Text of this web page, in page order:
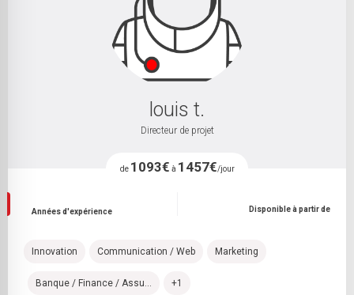
louis t.
Directeur de projet
de 1093€ à 1457€/jour
Années d'expérience Disponible à partir de
Innovation Communication / Web Marketing
Banque / Finance / Assu... +1